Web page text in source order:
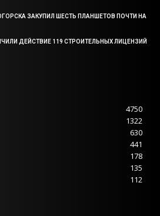
ЗАКУПИЛ ШЕСТЬ ПЛАНШЕТОВ ПОЧТИ НА
ДЕЙСТВИЕ 119 СТРОИТЕЛЬНЫХ ЛИЦЕНЗИЙ
4750
1322
630
441
178
135
112